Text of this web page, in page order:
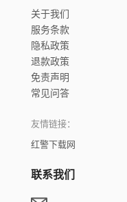
关于我们
服务条款
隐私政策
退款政策
免责声明
常见问答
友情链接：
红警下载网
联系我们